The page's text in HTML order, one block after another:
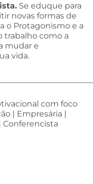
Se eduque para
novas formas de
o Protagonismo e a
trabalho como a
mudar e
vida.
com foco
| Empresária |
Conferencista